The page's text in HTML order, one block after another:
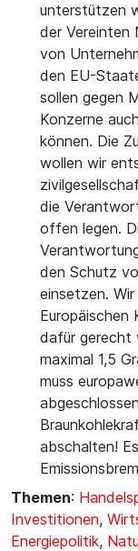
unterstützen
der Vereinten
von
den EU-
sollen gegen
Konzerne
können. Die
wollen wir
die
offen legen.
den Schutz
einsetzen.
Europäischen
dafür gerecht
maximal 1,5
muss
abschalten!
Themen:
Investitionen,
Energiepolitik,